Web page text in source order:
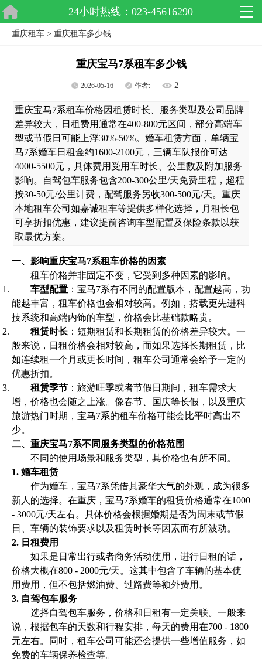
24小时热线：023-45616290
重庆租车 > 重庆租车多少钱
重庆宝马7系租车多少钱
2026-05-16 作者: 2
重庆宝马7系租车价格因租赁时长、服务类型及公司品牌
差异较大，日租费用通常在400-800元区间，部分高端车
型或节假日可能上浮30%-50%。婚车租赁方面，单辆宝
马7系婚车日租金约1600-2100元，三辆车队报价可达
4000-5500元，具体费用受用车时长、公里数及附加服务
影响。自驾包车服务包含200-300公里/天免费里程，超程
按30-50元/公里计费，配驾服务另收300-500元/天。重庆
本地租车公司如嘉诚租车等提供多样化选择，月租长包
可享折扣优惠，建议提前咨询车型配置及保险条款以获
取最优方案。
一、影响重庆宝马7系租车价格的因素
租车价格并非固定不变，它受到多种因素的影响。
车型配置 ：宝马7系有不同的配置版本，配置越高，功
能越丰富，租车价格也会相对较高。例如，搭载更先进科
技系统和高端内饰的车型，价格会比基础款略贵。
租赁时长 ：短期租赁和长期租赁的价格差异较大。一
般来说，日租价格会相对较高，而如果选择长期租赁，比
如连续租一个月或更长时间，租车公司通常会给予一定的
优惠折扣。
租赁季节 ：旅游旺季或者节假日期间，租车需求大
增，价格也会随之上涨。像春节、国庆等长假，以及重庆
旅游热门时期，宝马7系的租车价格可能会比平时高出不
少。
二、重庆宝马7系不同服务类型的价格范围
不同的使用场景和服务类型，其价格也有所不同。
1. 婚车租赁
作为婚车，宝马7系凭借其豪华大气的外观，成为很多
新人的选择。在重庆，宝马7系婚车的租赁价格通常在1000
- 3000元/天左右。具体价格会根据婚期是否为周末或节假
日、车辆的装饰要求以及租赁时长等因素而有所波动。
2. 日租费用
如果是日常出行或者商务活动使用，进行日租的话，
价格大概在800 - 2000元/天。这其中包含了车辆的基本使
用费用，但不包括燃油费、过路费等额外费用。
3. 自驾包车服务
选择自驾包车服务，价格和日租有一定关联。一般来
说，根据包车的天数和行程安排，每天的费用在700 - 1800
元左右。同时，租车公司可能还会提供一些增值服务，如
免费的车辆保养检查等。